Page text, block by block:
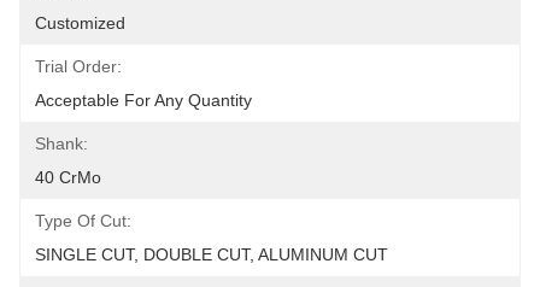
Customized
Trial Order:
Acceptable For Any Quantity
Shank:
40 CrMo
Type Of Cut:
SINGLE CUT, DOUBLE CUT, ALUMINUM CUT